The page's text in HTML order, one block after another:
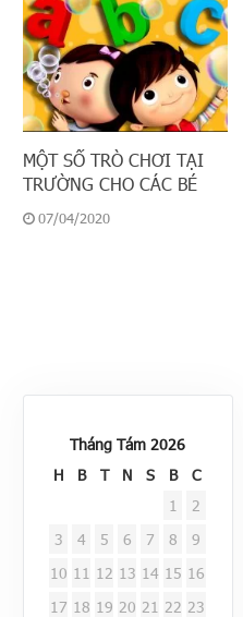
MỘT SỐ TRÒ CHƠI TẠI
TRƯỜNG CHO CÁC BÉ
07/04/2020
Tháng Tám 2026
H
B T N S B
C
1
2
3
4 5 6 7 8
9
10 11 12 13 14 15 16
17 18 19 20 21 22 23